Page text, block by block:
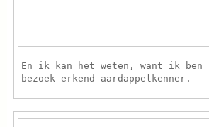
En ik kan het weten, want ik ben
bezoek erkend aardappelkenner.